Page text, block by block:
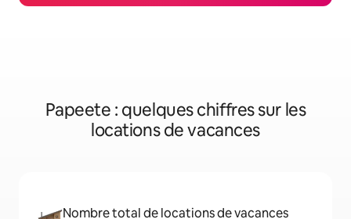
Papeete : quelques chiffres sur les
locations de vacances
Nombre total de locations de vacances